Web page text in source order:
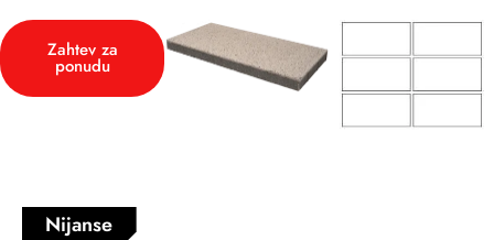
Zahtev za
ponudu
Nijanse